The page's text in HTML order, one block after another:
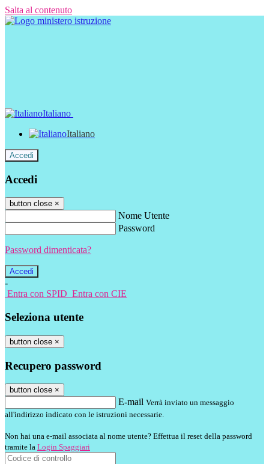
Salta al contenuto
Italiano
Italiano
Accedi
Accedi
button close ×
Nome Utente
Password
Password dimenticata?
-
Entra con SPID Entra con CIE
Seleziona utente
button close ×
Recupero password
button close ×
E-mail Verrà inviato un messaggio
all'indirizzo indicato con le istruzioni necessarie.
Non hai una e-mail associata al nome utente? Effettua il reset della password
tramite la Login Spaggiari